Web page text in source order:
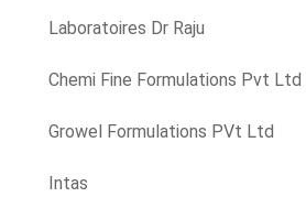
Laboratoires Dr Raju
Chemi Fine Formulations Pvt Ltd
Growel Formulations PVt Ltd
Intas